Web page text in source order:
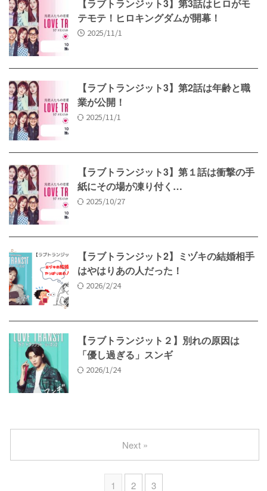
【ラブトランジット3】第3話はヒロがモ
テモテ！ヒロキングダムが開幕！
2025/11/1
【ラブトランジット3】第2話は年齢と職
業が公開！
2025/11/1
【ラブトランジット3】第１話は衝撃の手
紙にその場が凍り付く…
2025/10/27
【ラブトランジット2】ミヅキの結婚相手
はやはりあの人だった！
2026/2/24
【ラブトランジット２】別れの原因は
「優し過ぎる」スンギ
2026/1/24
1 2 3
Next »